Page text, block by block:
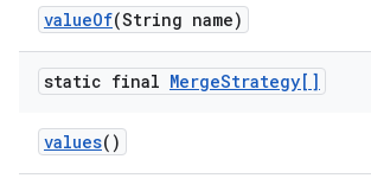
valueOf(String name)
static final MergeStrategy[]
values()